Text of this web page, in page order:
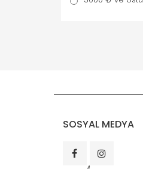
SOSYAL MEDYA